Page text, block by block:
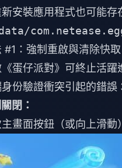
安裝應用程式也可能
#1：強制重啟與清除快取
蛋仔派對》可終止活
份驗證衝突引起的錯誤
閉：
畫面按鈕（或向上滑動